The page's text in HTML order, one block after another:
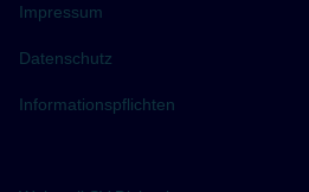
Impressum
Datenschutz
Informationspflichten